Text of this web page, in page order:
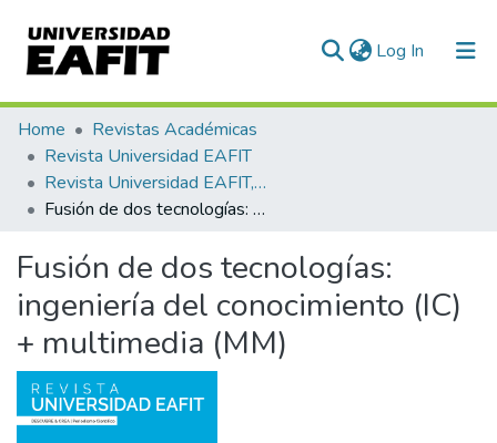
Log In (current)
Communities & Collections
All of DSpace
Statistics
Home
Revistas Académicas
Revista Universidad EAFIT
Revista Universidad EAFIT, Vol. 30, Núm. 096 (1994)
Fusión de dos tecnologías: ingeniería del conocimiento (IC) + multimedia (MM)
Fusión de dos tecnologías:
ingeniería del conocimiento (IC)
+ multimedia (MM)